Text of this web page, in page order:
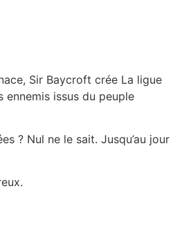
Sir Baycroft crée La ligue
issus du peuple
? Nul ne le sait. Jusqu’au jour